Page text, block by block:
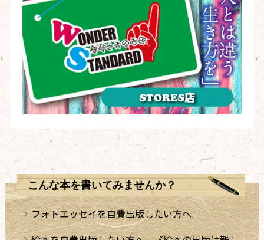
こんな本を書いてみませんか？
フォトエッセイを自費出版したい方へ